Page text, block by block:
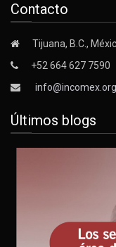
Contacto
Tijuana, B.C.,
+52 664 627 7590
Últimos blogs